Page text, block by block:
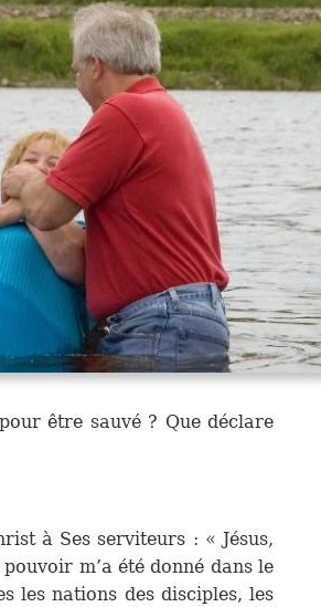
être sauvé ? Que déclare
à Ses serviteurs : « Jésus,
m’a été donné dans le
les nations des disciples, les